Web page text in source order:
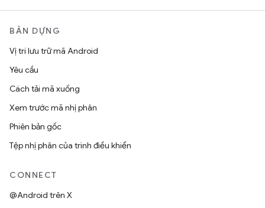
BẢN DỰNG
Vị trí lưu trữ mã Android
Yêu cầu
Cách tải mã xuống
Xem trước mã nhị phân
Phiên bản gốc
Tệp nhị phân của trình điều khiển
CONNECT
@Android trên X